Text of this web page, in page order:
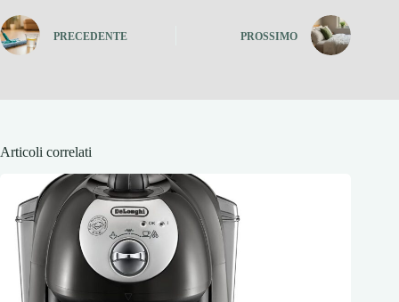
PRECEDENTE PROSSIMO
Articoli correlati